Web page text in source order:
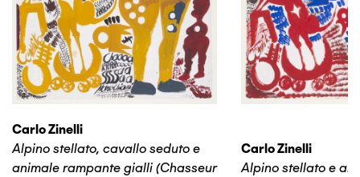
Carlo Zinelli
Alpino stellato, cavallo seduto e
animale rampante gialli (Chasseur
Carlo Zinelli
Alpino stellato e